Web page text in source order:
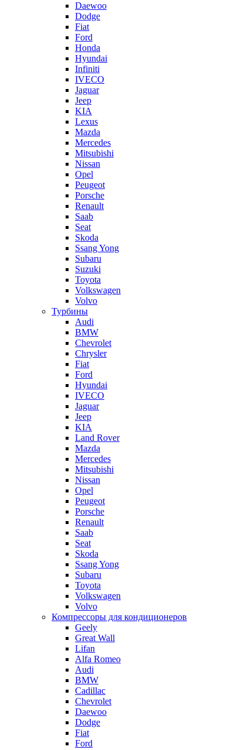
Daewoo
Dodge
Fiat
Ford
Honda
Hyundai
Infiniti
IVECO
Jaguar
Jeep
KIA
Lexus
Mazda
Mercedes
Mitsubishi
Nissan
Opel
Peugeot
Porsche
Renault
Saab
Seat
Skoda
Ssang Yong
Subaru
Suzuki
Toyota
Volkswagen
Volvo
Турбины
Audi
BMW
Chevrolet
Chrysler
Fiat
Ford
Hyundai
IVECO
Jaguar
Jeep
KIA
Land Rover
Mazda
Mercedes
Mitsubishi
Nissan
Opel
Peugeot
Porsche
Renault
Saab
Seat
Skoda
Ssang Yong
Subaru
Toyota
Volkswagen
Volvo
Компрессоры для кондиционеров
Geely
Great Wall
Lifan
Alfa Romeo
Audi
BMW
Cadillac
Chevrolet
Daewoo
Dodge
Fiat
Ford